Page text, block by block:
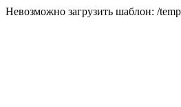
Невозможно загрузить шаблон: /